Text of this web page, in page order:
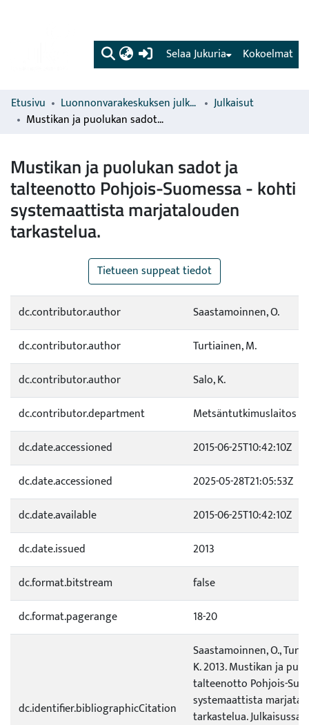
(current) Kokoelmat
Selaa Jukuria
Etusivu Luonnonvarakeskuksen julkaisut
Julkaisut
Mustikan ja puolukan sadot ja talteenotto Pohjois-Suomessa - kohti systemaattista marjatalouden tarkastelua.
Mustikan ja puolukan sadot ja
talteenotto Pohjois-Suomessa - kohti
systemaattista marjatalouden
tarkastelua.
Tietueen suppeat tiedot
dc.contributor.author
Saastamoinnen, O.
dc.contributor.author
Turtiainen, M.
dc.contributor.author
Salo, K.
dc.contributor.department
Metsäntutkimuslaitos
dc.date.accessioned
2015-06-25T10:42:10Z
dc.date.accessioned
2025-05-28T21:05:53Z
dc.date.available
2015-06-25T10:42:10Z
dc.date.issued
2013
dc.format.bitstream
false
dc.format.pagerange
18-20
dc.identifier.bibliographicCitation
Saastamoinnen, O.,
K. 2013. Mustikan ja
talteenotto Pohjois-
systemaattista
tarkastelua. Julkaisussa: